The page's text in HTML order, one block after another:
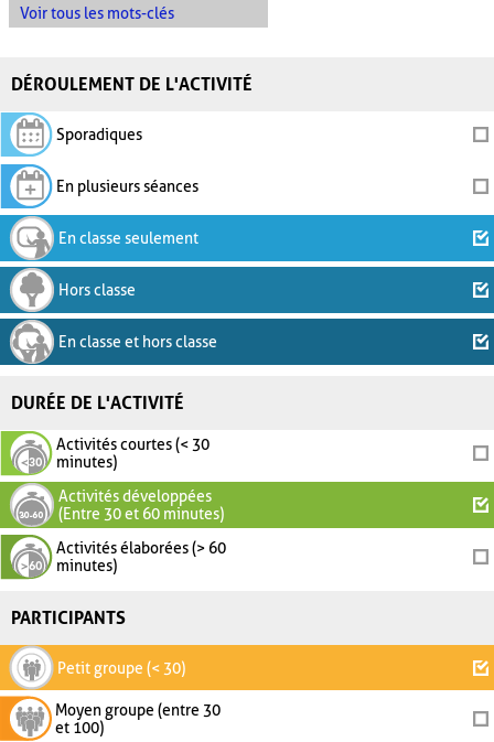
Voir tous les mots-clés
DÉROULEMENT DE L'ACTIVITÉ
Sporadiques
En plusieurs séances
En classe seulement
Hors classe
En classe et hors classe
DURÉE DE L'ACTIVITÉ
Activités courtes (< 30
minutes)
Activités développées
(Entre 30 et 60 minutes)
Activités élaborées (> 60
minutes)
PARTICIPANTS
Petit groupe (< 30)
Moyen groupe (entre 30
et 100)